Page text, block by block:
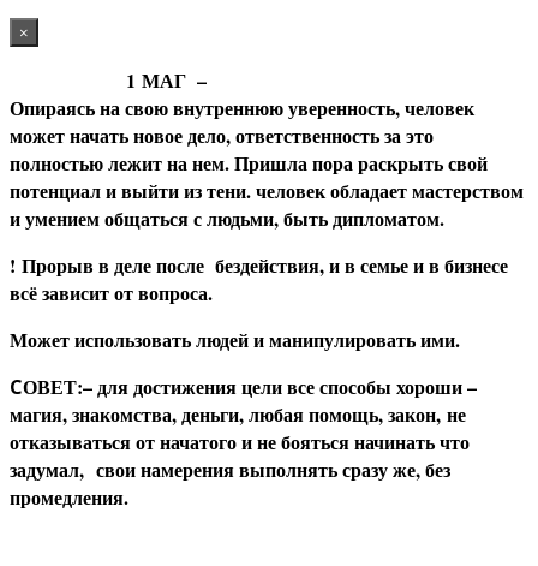
×
1 МАГ –
Опираясь на свою внутреннюю уверенность, человек
может начать новое дело, ответственность за это
полностью лежит на нем. Пришла пора раскрыть свой
потенциал и выйти из тени. человек обладает мастерством
и умением общаться с людьми, быть дипломатом.
! Прорыв в деле после бездействия, и в семье и в бизнесе
всё зависит от вопроса.
Может использовать людей и манипулировать ими.
СОВЕТ:– для достижения цели все способы хороши –
магия, знакомства, деньги, любая помощь, закон, не
отказываться от начатого и не бояться начинать что
задумал, свои намерения выполнять сразу же, без
промедления.